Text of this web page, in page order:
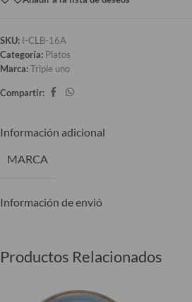
SKU: I-CLB-16A
Categoría: Platos
Marca:Triple uno
Compartir:
Información adicional
MARCA
Información de envió
Productos Relacionados